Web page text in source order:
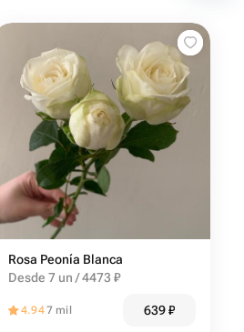
Rosa Peonía Blanca
Desde 7 un / 4473 ₽
4.947 mil 639₽